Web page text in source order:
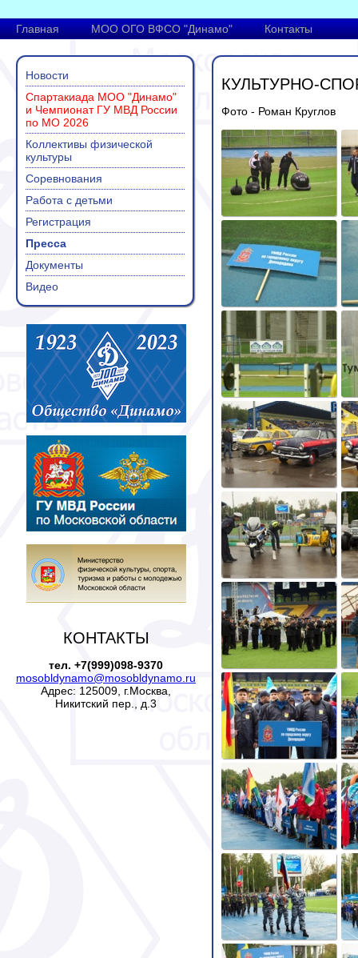
Главная МОО ОГО ВФСО "Динамо" Контакты
Новости
Спартакиада МОО "Динамо"
и Чемпионат ГУ МВД России
по МО 2026
Коллективы физической
культуры
Соревнования
Работа с детьми
Регистрация
Пресса
Документы
Видео
КОНТАКТЫ
тел. +7(999)098-9370
mosobldynamo@mosobldynamo.ru
Адрес: 125009, г.Москва,
Никитский пер., д.3
КУЛЬТУРНО-
Фото - Роман Круглов